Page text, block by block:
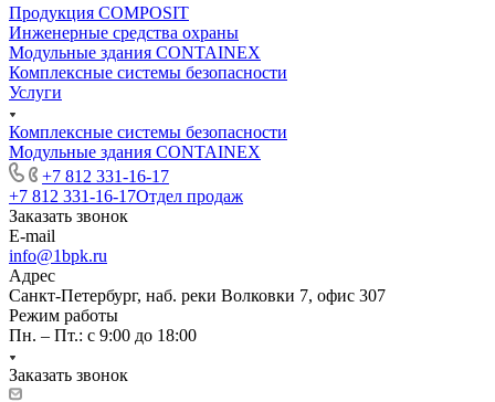
Продукция COMPOSIT
Инженерные средства охраны
Модульные здания CONTAINEX
Комплексные системы безопасности
Услуги
Комплексные системы безопасности
Модульные здания CONTAINEX
+7 812 331-16-17
+7 812 331-16-17Отдел продаж
Заказать звонок
E-mail
info@1bpk.ru
Адрес
Санкт-Петербург, наб. реки Волковки 7, офис 307
Режим работы
Пн. – Пт.: с 9:00 до 18:00
Заказать звонок